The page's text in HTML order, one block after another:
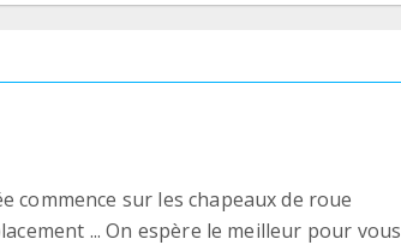
commence sur les chapeaux de roue
... On espère le meilleur pour vous